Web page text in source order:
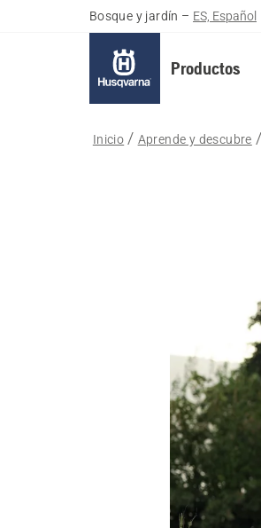
Bosque y jardín – ES, Español
Productos
Inicio Aprende y descubre